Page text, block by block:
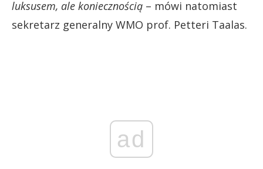
luksusem, ale koniecznością – mówi natomiast
sekretarz generalny WMO prof. Petteri Taalas.
ad